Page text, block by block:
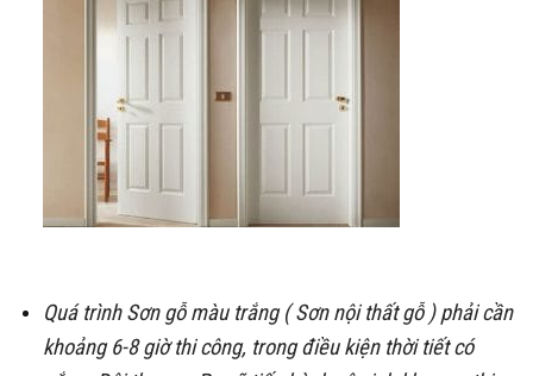
Quá trình Sơn gỗ màu trắng ( Sơn nội thất gỗ ) phải cần
khoảng 6-8 giờ thi công, trong điều kiện thời tiết có